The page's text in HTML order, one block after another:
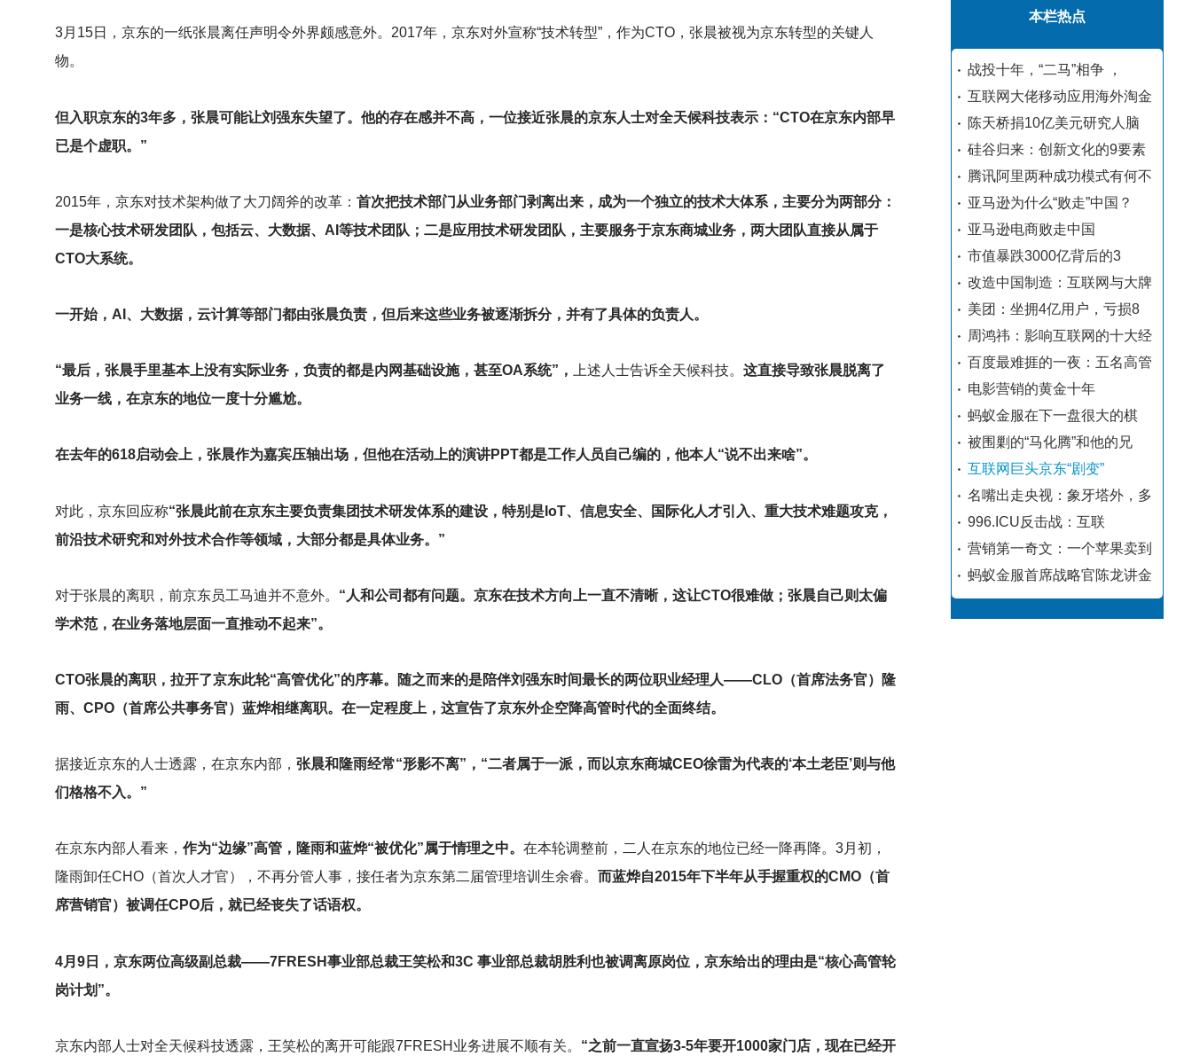
3月15日，京东的一纸张晨离任声明令外界颇感意外。2017年，京东对外宣称“技术转型”，作为CTO，张晨被视为京东转型的关键人
物。
但入职京东的3年多，张晨可能让刘强东失望了。他的存在感并不高，一位接近张晨的京东人士对全天候科技表示：“CTO在京东内部早
已是个虚职。”
2015年，京东对技术架构做了大刀阔斧的改革： 首次把技术部门从业务部门剥离出来，成为一个独立的技术大体系，主要分为两部分：
一是核心技术研发团队，包括云、大数据、AI等技术团队；二是应用技术研发团队，主要服务于京东商城业务，两大团队直接从属于
CTO大系统。
一开始，AI、大数据，云计算等部门都由张晨负责，但后来这些业务被逐渐拆分，并有了具体的负责人。
“最后，张晨手里基本上没有实际业务，负责的都是内网基础设施，甚至OA系统”， 上述人士告诉全天候科技。 这直接导致张晨脱离了
业务一线，在京东的地位一度十分尴尬。
在去年的618启动会上，张晨作为嘉宾压轴出场，但他在活动上的演讲PPT都是工作人员自己编的，他本人“说不出来啥”。
对此，京东回应称“张晨此前在京东主要负责集团技术研发体系的建设，特别是IoT、信息安全、国际化人才引入、重大技术难题攻克，
前沿技术研究和对外技术合作等领域，大部分都是具体业务。”
对于张晨的离职，前京东员工马迪并不意外。 “人和公司都有问题。京东在技术方向上一直不清晰，这让CTO很难做；张晨自己则太偏
学术范，在业务落地层面一直推动不起来”。
CTO张晨的离职，拉开了京东此轮“高管优化”的序幕。随之而来的是陪伴刘强东时间最长的两位职业经理人——CLO（首席法务官）隆
雨、CPO（首席公共事务官）蓝烨相继离职。在一定程度上，这宣告了京东外企空降高管时代的全面终结。
据接近京东的人士透露，在京东内部， 张晨和隆雨经常“形影不离”，“二者属于一派，而以京东商城CEO徐雷为代表的‘本土老臣’则与他
们格格不入。”
在京东内部人看来， 作为“边缘”高管，隆雨和蓝烨“被优化”属于情理之中。 在本轮调整前，二人在京东的地位已经一降再降。3月初，
隆雨卸任CHO（首次人才官），不再分管人事，接任者为京东第二届管理培训生余睿。 而蓝烨自2015年下半年从手握重权的CMO（首
席营销官）被调任CPO后，就已经丧失了话语权。
4月9日，京东两位高级副总裁——7FRESH事业部总裁王笑松和3C 事业部总裁胡胜利也被调离原岗位，京东给出的理由是“核心高管轮
岗计划”。
京东内部人士对全天候科技透露，王笑松的离开可能跟7FRESH业务进展不顺有关。 “之前一直宣扬3-5年要开1000家门店，现在已经开
本栏热点
战投十年，“二马”相争 ，
互联网大佬移动应用海外淘金
陈天桥捐10亿美元研究人脑
硅谷归来：创新文化的9要素
腾讯阿里两种成功模式有何不
亚马逊为什么“败走”中国？
亚马逊电商败走中国
市值暴跌3000亿背后的3
改造中国制造：互联网与大牌
美团：坐拥4亿用户，亏损8
周鸿祎：影响互联网的十大经
百度最难捱的一夜：五名高管
电影营销的黄金十年
蚂蚁金服在下一盘很大的棋
被围剿的“马化腾”和他的兄
互联网巨头京东“剧变”
名嘴出走央视：象牙塔外，多
996.ICU反击战：互联
营销第一奇文：一个苹果卖到
蚂蚁金服首席战略官陈龙讲金